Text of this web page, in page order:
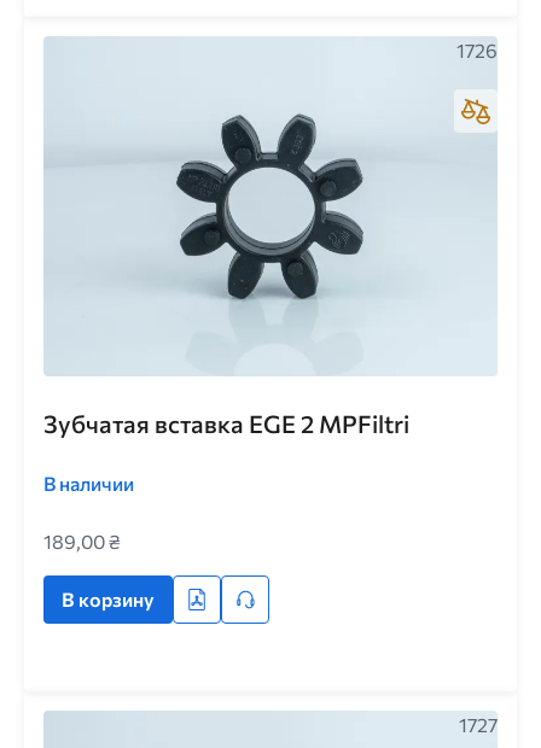
Зубчатая вставка EGE 2 MPFiltri
В наличии
189,00 ₴
В корзину
1726
1727